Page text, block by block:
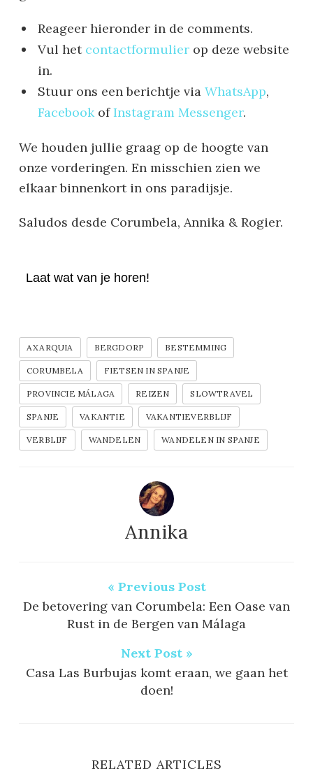
Reageer hieronder in de comments.
Vul het contactformulierop deze website
in.
Stuur ons een berichtje via WhatsApp,
FacebookofInstagram Messenger.
We houden jullie graag op de hoogte van
onze vorderingen. En misschien zien we
elkaar binnenkort in ons paradijsje.
Saludos desde Corumbela, Annika & Rogier.
Laat wat van je horen!
AXARQUIA BERGDORP BESTEMMING
CORUMBELA FIETSEN IN SPANJE
PROVINCIE MÁLAGA REIZEN SLOWTRAVEL
SPANJE VAKANTIE VAKANTIEVERBLIJF
VERBLIJF WANDELEN WANDELEN IN SPANJE
Annika
« Previous Post
De betovering van Corumbela: Een Oase van
Rust in de Bergen van Málaga
Next Post »
Casa Las Burbujas komt eraan, we gaan het
doen!
RELATED ARTICLES